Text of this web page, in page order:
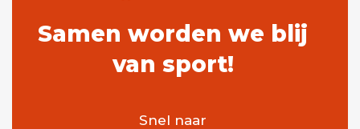
Samen worden we blij
van sport!
Snel naar